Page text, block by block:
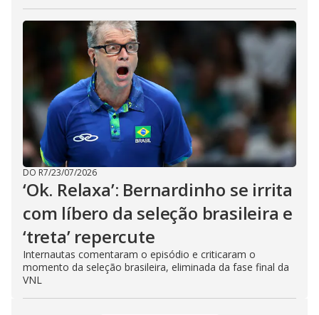
DO R7/23/07/2026
‘Ok. Relaxa’: Bernardinho se irrita
com líbero da seleção brasileira e
‘treta’ repercute
Internautas comentaram o episódio e criticaram o
momento da seleção brasileira, eliminada da fase final da
VNL